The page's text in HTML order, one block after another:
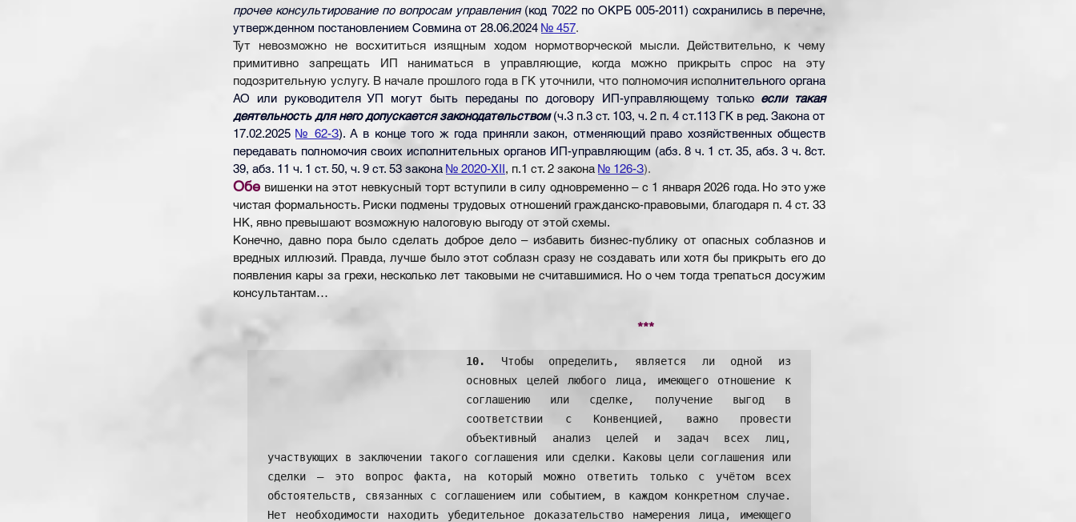
прочее консультирование по вопросам управления (код 7022 по ОКРБ 005-2011) сохранились в перечне,
утвержденном постановлением Совмина от 28.06.2024 № 457.
Тут невозможно не восхититься изящным ходом нормотворческой мысли. Действительно, к чему
примитивно запрещать ИП наниматься в управляющие, когда можно прикрыть спрос на эту
подозрительную услугу. В начале прошлого года в ГК уточнили, что полномочия исполнительного органа
АО или руководителя УП могут быть переданы по договору ИП-управляющему только если такая
деятельность для него допускается законодательством (ч.3 п.3 ст. 103, ч. 2 п. 4 ст.113 ГК в ред. Закона от
17.02.2025 № 62-З). А в конце того ж года приняли закон, отменяющий право хозяйственных обществ
передавать полномочия своих исполнительных органов ИП-управляющим (абз. 8 ч. 1 ст. 35, абз. 3 ч. 8ст.
39, абз. 11 ч. 1 ст. 50, ч. 9 ст. 53 закона № 2020-XII, п.1 ст. 2 закона № 126-З).
Обе вишенки на этот невкусный торт вступили в силу одновременно – с 1 января 2026 года. Но это уже
чистая формальность. Риски подмены трудовых отношений гражданско-правовыми, благодаря п. 4 ст. 33
НК, явно превышают возможную налоговую выгоду от этой схемы.
Конечно, давно пора было сделать доброе дело – избавить бизнес-публику от опасных соблазнов и
вредных иллюзий. Правда, лучше было этот соблазн сразу не создавать или хотя бы прикрыть его до
появления кары за грехи, несколько лет таковыми не считавшимися. Но о чем тогда трепаться досужим
консультантам…
***
10.
Чтобы определить, является ли одной из
основных целей любого лица, имеющего отношение к
соглашению или сделке, получение выгод в
соответствии с Конвенцией, важно провести
объективный анализ целей и задач всех лиц,
участвующих в заключении такого соглашения или сделки. Каковы цели соглашения или
сделки – это вопрос факта, на который можно ответить только с учётом всех
обстоятельств, связанных с соглашением или событием, в каждом конкретном случае.
Нет необходимости находить убедительное доказательство намерения лица, имеющего